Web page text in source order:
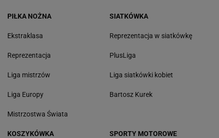
PIŁKA NOŻNA
Ekstraklasa
Reprezentacja
Liga mistrzów
Liga Europy
Mistrzostwa Świata
SIATKÓWKA
Reprezentacja w siatkówkę
PlusLiga
Liga siatkówki kobiet
Bartosz Kurek
KOSZYKÓWKA SPORTY MOTOROWE